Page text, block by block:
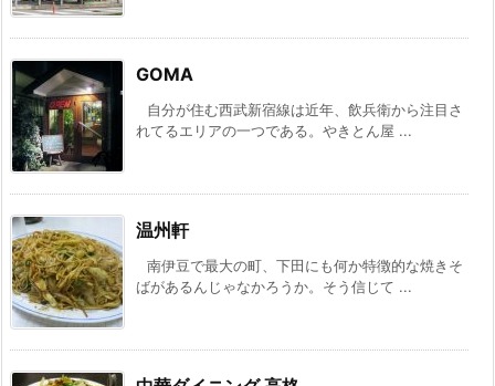
GOMA
自分が住む西武新宿線は近年、飲兵衛から注目さ
れてるエリアの一つである。やきとん屋 ...
温州軒
南伊豆で最大の町、下田にも何か特徴的な焼きそ
ばがあるんじゃなかろうか。そう信じて ...